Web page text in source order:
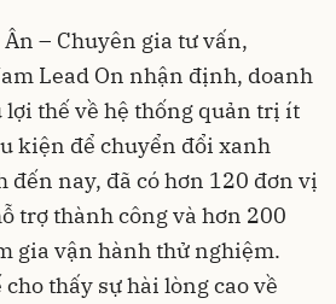
– Chuyên gia tư vấn,
Lead On nhận định, doanh
lợi thế về hệ thống quản trị ít
kiện để chuyển đổi xanh
đến nay, đã có hơn 120 đơn vị
trợ thành công và hơn 200
gia vận hành thử nghiệm.
thấy sự hài lòng cao về